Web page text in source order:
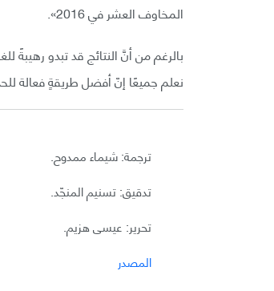
المخاوف العشر في 2016».
بالرغم من أنَّ النتائج قد تبدو
نعلم جميعًا إنّ أفضل طريقةٍ فعالة
ترجمة: شيماء ممدوح.
تدقيق: تسنيم المنجّد.
تحرير: عيسى هزيم.
المصدر